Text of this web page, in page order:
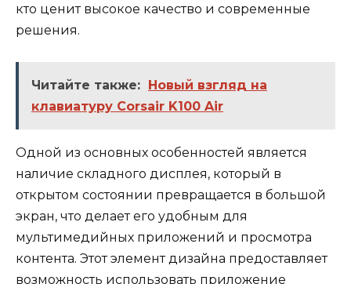
кто ценит высокое качество и современные
решения.
Читайте также: Новый взгляд на
клавиатуру Corsair K100 Air
Одной из основных особенностей является
наличие складного дисплея, который в
открытом состоянии превращается в большой
экран, что делает его удобным для
мультимедийных приложений и просмотра
контента. Этот элемент дизайна предоставляет
возможность использовать приложение